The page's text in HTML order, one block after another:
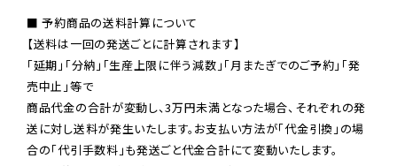
■ 予約商品の送料計算について
【送料は一回の発送ごとに計算されます】
「延期」「分納」「生産上限に伴う減数」「月またぎでのご予約」「発
売中止」等で
商品代金の合計が変動し、3万円未満となった場合、それぞれの発
送に対し送料が発生いたします。お支払い方法が「代金引換」の場